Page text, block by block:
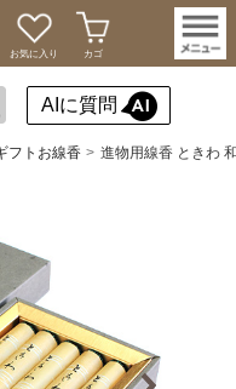
お気に入り カゴ
AIに質問
フトお線香 進物用線香 ときわ